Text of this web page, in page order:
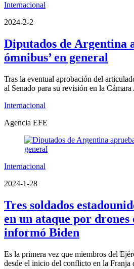
Internacional
2024-2-2
Diputados de Argentina
ómnibus’ en general
Tras la eventual aprobación del
al Senado para su revisión en la Cámara
Internacional
Agencia EFE
Internacional
2024-1-28
Tres soldados
en un ataque por drones
informó Biden
Es la primera vez que miembros del
desde el inicio del conflicto en la Franja